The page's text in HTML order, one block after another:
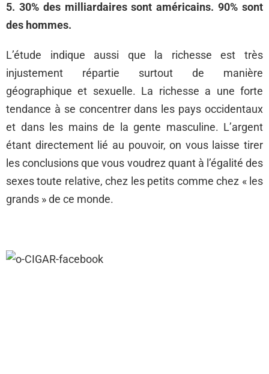
5. 30% des milliardaires sont américains. 90% sont
des hommes.
L’étude indique aussi que la richesse est très
injustement répartie surtout de manière
géographique et sexuelle. La richesse a une forte
tendance à se concentrer dans les pays occidentaux
et dans les mains de la gente masculine. L’argent
étant directement lié au pouvoir, on vous laisse tirer
les conclusions que vous voudrez quant à l’égalité des
sexes toute relative, chez les petits comme chez « les
grands » de ce monde.